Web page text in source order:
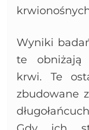
Wyniki
te obniżają
krwi. Te
zbudowane